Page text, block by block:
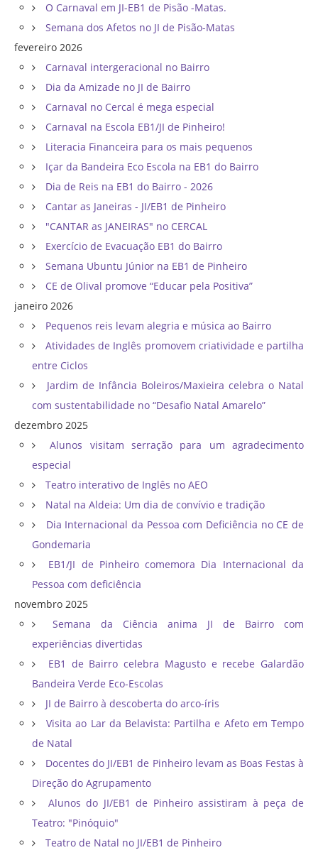
O Carnaval em JI-EB1 de Pisão -Matas.
Semana dos Afetos no JI de Pisão-Matas
fevereiro 2026
Carnaval intergeracional no Bairro
Dia da Amizade no JI de Bairro
Carnaval no Cercal é mega especial
Carnaval na Escola EB1/JI de Pinheiro!
Literacia Financeira para os mais pequenos
Içar da Bandeira Eco Escola na EB1 do Bairro
Dia de Reis na EB1 do Bairro - 2026
Cantar as Janeiras - JI/EB1 de Pinheiro
"CANTAR as JANEIRAS" no CERCAL
Exercício de Evacuação EB1 do Bairro
Semana Ubuntu Júnior na EB1 de Pinheiro
CE de Olival promove “Educar pela Positiva”
janeiro 2026
Pequenos reis levam alegria e música ao Bairro
Atividades de Inglês promovem criatividade e partilha
entre Ciclos
Jardim de Infância Boleiros/Maxieira celebra o Natal
com sustentabilidade no “Desafio Natal Amarelo”
dezembro 2025
Alunos visitam serração para um agradecimento
especial
Teatro interativo de Inglês no AEO
Natal na Aldeia: Um dia de convívio e tradição
Dia Internacional da Pessoa com Deficiência no CE de
Gondemaria
EB1/JI de Pinheiro comemora Dia Internacional da
Pessoa com deficiência
novembro 2025
Semana da Ciência anima JI de Bairro com
experiências divertidas
EB1 de Bairro celebra Magusto e recebe Galardão
Bandeira Verde Eco-Escolas
JI de Bairro à descoberta do arco-íris
Visita ao Lar da Belavista: Partilha e Afeto em Tempo
de Natal
Docentes do JI/EB1 de Pinheiro levam as Boas Festas à
Direção do Agrupamento
Alunos do JI/EB1 de Pinheiro assistiram à peça de
Teatro: "Pinóquio"
Teatro de Natal no JI/EB1 de Pinheiro